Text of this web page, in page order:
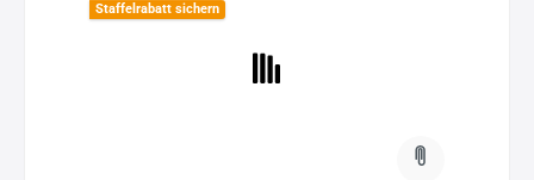
Staffelrabatt sichern